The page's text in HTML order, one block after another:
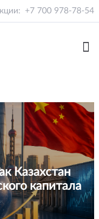
+7 700 978-78-54
Казахстан
капитала